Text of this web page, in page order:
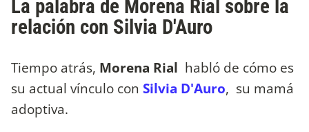
La palabra de Morena Rial sobre la
relación con Silvia D'Auro
Tiempo atrás, Morena Rial habló de cómo es
su actual vínculo con Silvia D'Auro, su mamá
adoptiva.